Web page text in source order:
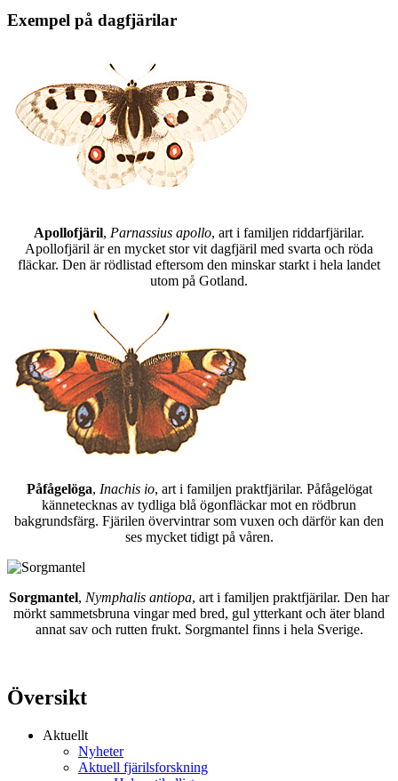
Exempel på dagfjärilar
Apollofjäril, Parnassius apollo, art i familjen riddarfjärilar.
Apollofjäril är en mycket stor vit dagfjäril med svarta och röda
fläckar. Den är rödlistad eftersom den minskar starkt i hela landet
utom på Gotland.
Påfågelöga, Inachis io, art i familjen praktfjärilar. Påfågelögat
kännetecknas av tydliga blå ögonfläckar mot en rödbrun
bakgrundsfärg. Fjärilen övervintrar som vuxen och därför kan den
ses mycket tidigt på våren.
Sorgmantel, Nymphalis antiopa, art i familjen praktfjärilar. Den har
mörkt sammetsbruna vingar med bred, gul ytterkant och äter bland
annat sav och rutten frukt. Sorgmantel finns i hela Sverige.
Översikt
Aktuellt
Nyheter
Aktuell fjärilsforskning